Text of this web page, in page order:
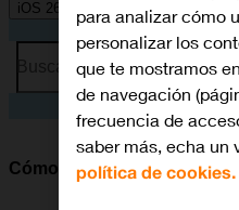
iOS 26
Busca por problema o tema
Cómo configurar el móvil
para analizar cómo
personalizar los
que te mostramos
de navegación
frecuencia de
saber más, echa un
política de cookies.